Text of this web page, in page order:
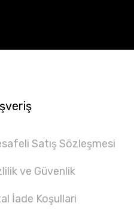
Satış Sözleşmesi
ve Güvenlik
İade Koşullari